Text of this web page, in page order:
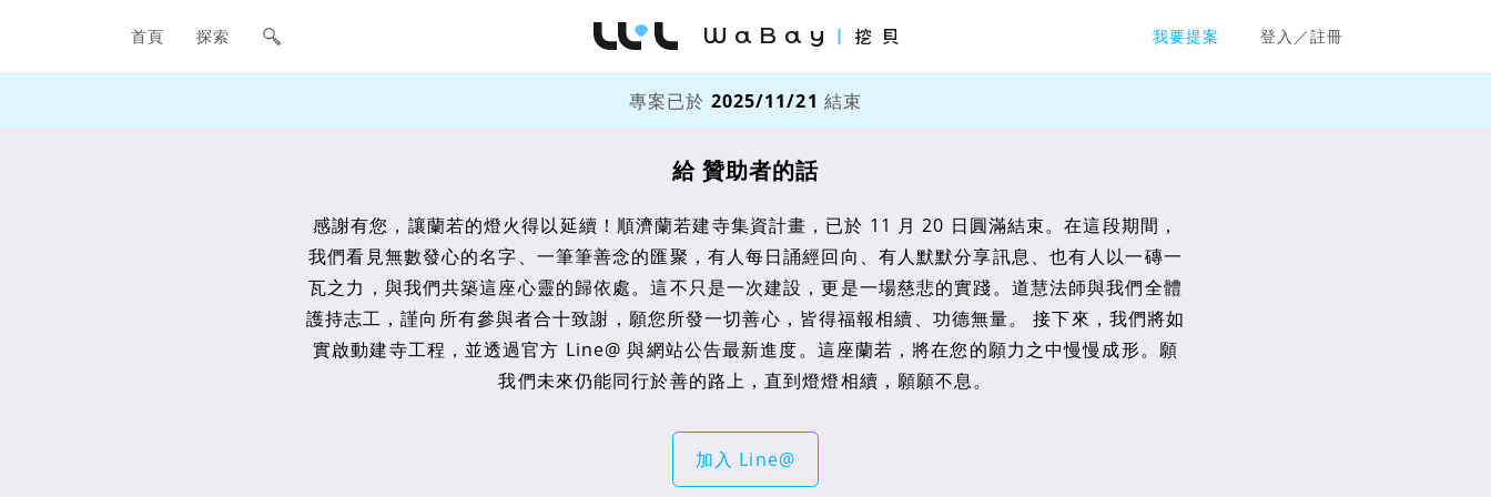
網站主要導航欄
首頁 探索 我要提案 登入／註冊
WaBay 挖貝 | 台灣最值得信賴的群眾集資 / 群眾募資平台
專案已於 2025/11/21 結束
給 贊助者的話
感謝有您，讓蘭若的燈火得以延續！順濟蘭若建寺集資計畫，已於 11 月 20 日圓滿結束。在這段期間，
我們看見無數發心的名字、一筆筆善念的匯聚，有人每日誦經回向、有人默默分享訊息、也有人以一磚一
瓦之力，與我們共築這座心靈的歸依處。這不只是一次建設，更是一場慈悲的實踐。道慧法師與我們全體
護持志工，謹向所有參與者合十致謝，願您所發一切善心，皆得福報相續、功德無量。 接下來，我們將如
實啟動建寺工程，並透過官方 Line@ 與網站公告最新進度。這座蘭若，將在您的願力之中慢慢成形。願
我們未來仍能同行於善的路上，直到燈燈相續，願願不息。
加入 Line@